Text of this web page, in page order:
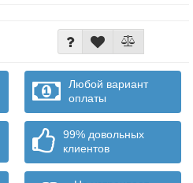
Любой вариант
оплаты
99% довольных
клиентов